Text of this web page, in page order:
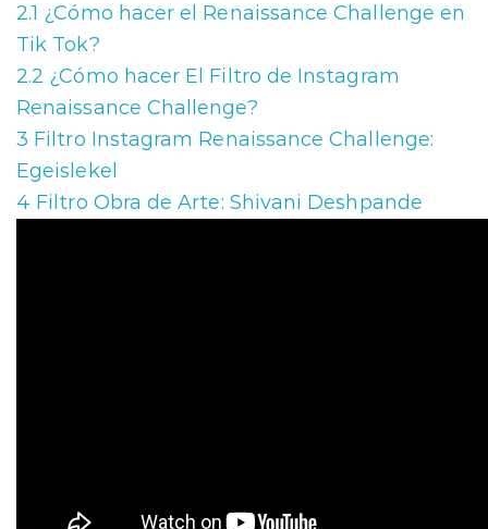
2.1 ¿Cómo hacer el Renaissance Challenge en
Tik Tok?
2.2 ¿Cómo hacer El Filtro de Instagram
Renaissance Challenge?
3 Filtro Instagram Renaissance Challenge:
Egeislekel
4 Filtro Obra de Arte: Shivani Deshpande